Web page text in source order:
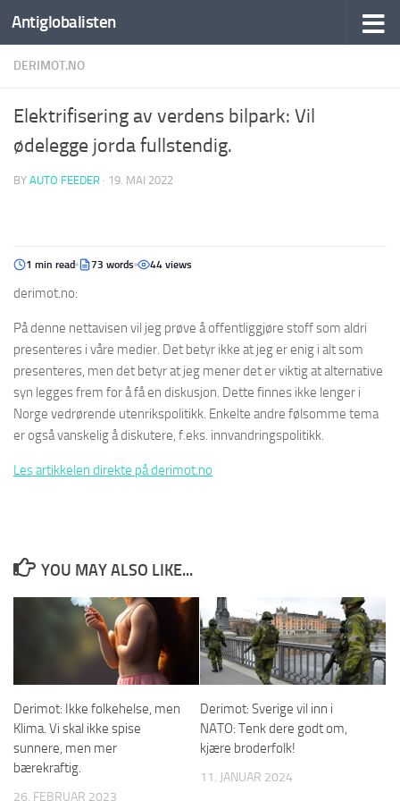
Antiglobalisten
DERIMOT.NO
Elektrifisering av verdens bilpark: Vil
ødelegge jorda fullstendig.
BY AUTO FEEDER · 19. MAI 2022
1 min read 73 words 44 views
derimot.no:
På denne nettavisen vil jeg prøve å offentliggjøre stoff som aldri
presenteres i våre medier. Det betyr ikke at jeg er enig i alt som
presenteres, men det betyr at jeg mener det er viktig at alternative
syn legges frem for å få en diskusjon. Dette finnes ikke lenger i
Norge vedrørende utenrikspolitikk. Enkelte andre følsomme tema
er også vanskelig å diskutere, f.eks. innvandringspolitikk.
Les artikkelen direkte på derimot.no
YOU MAY ALSO LIKE...
Derimot: Ikke folkehelse, men
Klima. Vi skal ikke spise
sunnere, men mer
bærekraftig.
26. FEBRUAR 2023
Derimot: Sverige vil inn i
NATO: Tenk dere godt om,
kjære broderfolk!
11. JANUAR 2024